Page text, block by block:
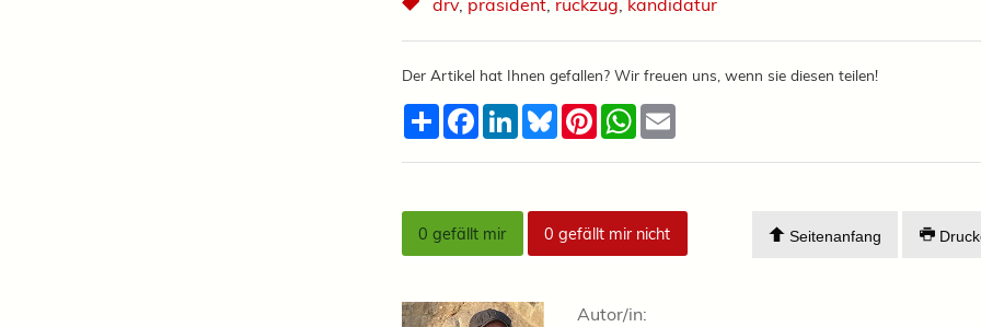
drv, präsident, rückzug, kandidatur
Der Artikel hat Ihnen gefallen? Wir freuen uns, wenn sie diesen teilen!
TeilenFacebook
LinkedInBlueskyPinterestWhatsApp
0 gefällt mir 0 gefällt mir nicht Seitenanfang
Autor/in: